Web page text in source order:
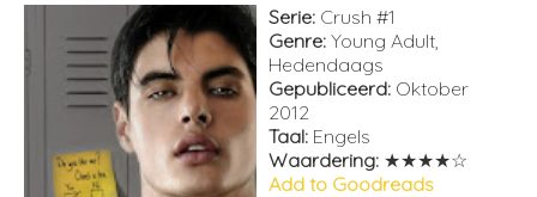
Serie: Crush #1
Genre:Young Adult,
Hedendaags
Gepubliceerd:Oktober
2012
Taal: Engels
Waardering: ★★★★☆
Add to Goodreads